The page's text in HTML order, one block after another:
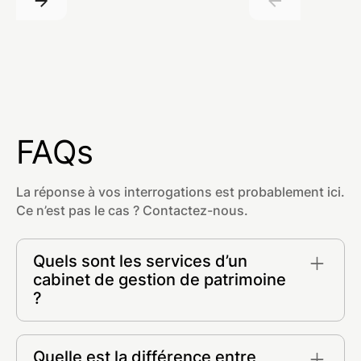
FAQs
La réponse à vos interrogations est probablement ici.
Ce n’est pas le cas ? Contactez-nous.
Quels sont les services d’un
cabinet de gestion de patrimoine
?
investissements
Quelle est la différence entre